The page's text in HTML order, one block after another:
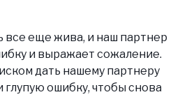
еще жива, и наш партнер
и выражает сожаление.
дать нашему партнеру
ошибку, чтобы снова